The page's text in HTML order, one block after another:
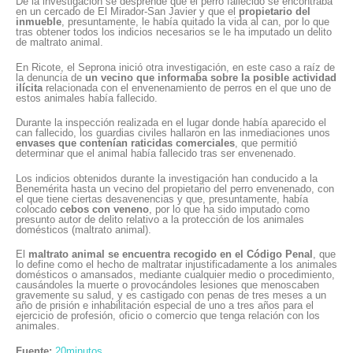
en un cercado de El Mirador-San Javier y que el propietario del
inmueble , presuntamente, le había quitado la vida al can, por lo que
tras obtener todos los indicios necesarios se le ha imputado un delito
de maltrato animal.
En Ricote, el Seprona inició otra investigación, en este caso a raíz de
la denuncia de un vecino que informaba sobre la posible actividad
ilícita relacionada con el envenenamiento de perros en el que uno de
estos animales había fallecido.
Durante la inspección realizada en el lugar donde había aparecido el
can fallecido, los guardias civiles hallaron en las inmediaciones unos
envases que contenían raticidas comerciales, que permitió
determinar que el animal había fallecido tras ser envenenado.
Los indicios obtenidos durante la investigación han conducido a la
Benemérita hasta un vecino del propietario del perro envenenado, con
el que tiene ciertas desavenencias y que, presuntamente, había
colocado cebos con veneno , por lo que ha sido imputado como
presunto autor de delito relativo a la protección de los animales
domésticos (maltrato animal).
El maltrato animal se encuentra recogido en el Código Penal , que
lo define como el hecho de maltratar injustificadamente a los animales
domésticos o amansados, mediante cualquier medio o procedimiento,
causándoles la muerte o provocándoles lesiones que menoscaben
gravemente su salud, y es castigado con penas de tres meses a un
año de prisión e inhabilitación especial de uno a tres años para el
ejercicio de profesión, oficio o comercio que tenga relación con los
animales.